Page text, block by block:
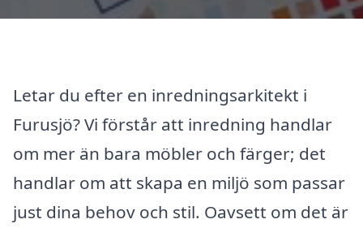
Letar du efter en inredningsarkitekt i
Furusjö? Vi förstår att inredning handlar
om mer än bara möbler och färger; det
handlar om att skapa en miljö som passar
just dina behov och stil. Oavsett om det är